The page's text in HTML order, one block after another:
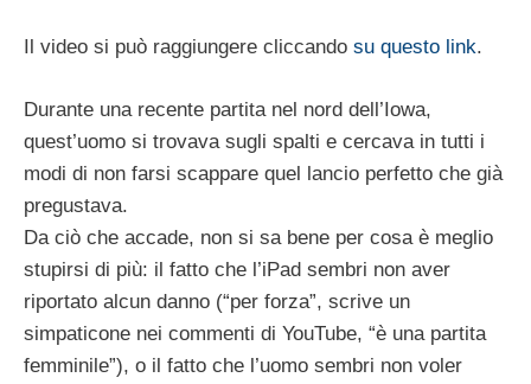
Il video si può raggiungere cliccando su questo link.
Durante una recente partita nel nord dell’Iowa,
quest’uomo si trovava sugli spalti e cercava in tutti i
modi di non farsi scappare quel lancio perfetto che già
pregustava.
Da ciò che accade, non si sa bene per cosa è meglio
stupirsi di più: il fatto che l’iPad sembri non aver
riportato alcun danno (“per forza”, scrive un
simpaticone nei commenti di YouTube, “è una partita
femminile”), o il fatto che l’uomo sembri non voler